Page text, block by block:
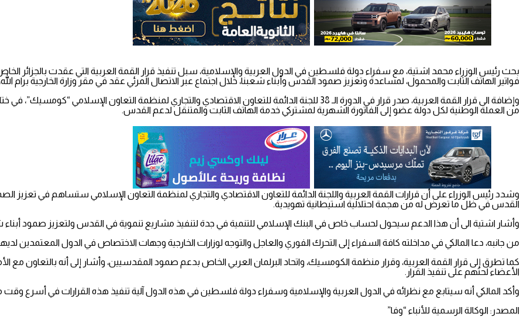
بحث رئيس الوزراء محمد اشتية، مع سفراء دولة فلسطين في الدول العربية والإسلامية، سبل تنفيذ قرار القمة العربية التي عقدت بالجزائر
فواتير الهاتف الثابت والمحمول، لمساعدة وتعزيز صمود القدس وأبناء شعبنا، خلال اجتماع عبر الاتصال المرئي عقد في مقر وزارة الخارجية برام
وإضافة الى قرار القمة العربية، صدر قرار في الدورة الـ 38 للجنة الدائمة للتعاون الاقتصادي والتجاري لمنظمة
من العملة الوطنية لكل دولة عضو إلى الفاتورة الشهرية لمشتركي خدمة الهاتف الثابت والمتنقل لدعم القدس.
وشدد رئيس الوزراء على أن قرارات القمة العربية واللجنة الدائمة للتعاون الاقتصادي والتجاري لمنظمة التعاون الإسلامي ستساهم في تعزيز
القدس في ظل ما تعرض له من هجمة احتلالية استيطانية تهويدية.
وأشار اشتية الى أن هذا الدعم سيحول لحساب خاص في البنك الإسلامي للتنمية في جدة لتنفيذ مشاريع تنموية في القدس ولتعزيز صمود أبناء
من جانبه، دعا المالكي في مداخلته كافة السفراء إلى التحرك الفوري والعاجل والتوجه لوزارات الخارجية وجهات الاختصاص في الدول المعتمدين
كما تطرق إلى قرار القمة العربية، وقرار منظمة الكومسيك، واتحاد البرلمان العربي الخاص بدعم صمود المقدسيين، وأشار إلى أنه بالتعاون
الأعضاء لحثهم على تنفيذ القرار.
وأكد المالكي أنه سيتابع مع نظرائه في الدول العربية والإسلامية وسفراء دولة فلسطين في هذه الدول آلية تنفيذ هذه القرارات في أسرع
المصدر: الوكالة الرسمية للأنباء “وفا”